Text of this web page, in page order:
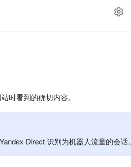
时看到的确切内容。
Direct 识别为机器人流量的会话。